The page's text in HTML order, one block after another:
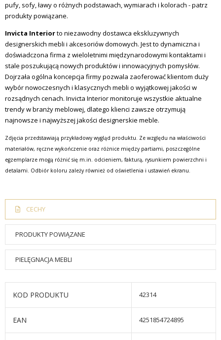
pufy, sofy, ławy o różnych podstawach, wymiarach i kolorach - patrz
produkty powiązane.
Invicta Interiorto niezawodny dostawca ekskluzywnych
designerskich mebli i akcesoriów domowych. Jest to dynamiczna i
doświadczona firma z wieloletnimi międzynarodowymi kontaktami i
stale poszukującą nowych produktów i innowacyjnych pomysłów.
Dojrzała ogólna koncepcja firmy pozwala zaoferować klientom duży
wybór nowoczesnych i klasycznych mebli o wyjątkowej jakości w
rozsądnych cenach. Invicta Interior monitoruje wszystkie aktualne
trendy w branży meblowej, dlatego klienci zawsze otrzymują
najnowsze i najwyższej jakości designerskie meble.
Zdjęcia przedstawiają przykładowy wygląd produktu. Ze względu na właściwości
materiałów, ręczne wykończenie oraz różnice między partiami, poszczególne
egzemplarze mogą różnić się m.in. odcieniem, fakturą, rysunkiem powierzchni i
detalami. Odbiór koloru zależy również od oświetlenia i ustawień ekranu.
CECHY
PRODUKTY POWIĄZANE
PIELĘGNACJA MEBLI
KOD PRODUKTU 42314
EAN 4251854724895